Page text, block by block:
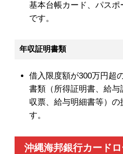
基本台帳カード、パスポ
です。
年収証明書類
借入限度額が300万円超
書類（所得証明書、給与
収票、給与明細書等）の
す。
沖縄海邦銀行カード